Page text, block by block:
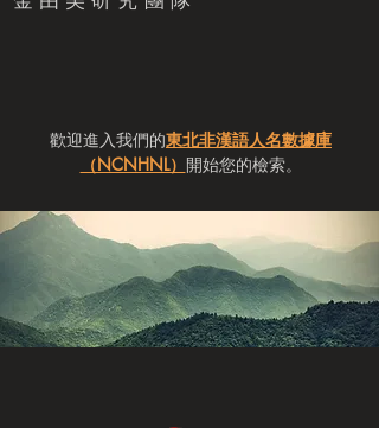
歡迎進入我們的東北非漢語人名數據庫
（NCNHNL） 開始您的檢索。